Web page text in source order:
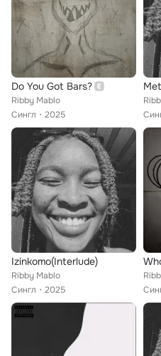
Do You Got Bars?
Ribby Mablo
Сингл
2025
Izinkomo(Interlude)
Ribby Mablo
Сингл
2025